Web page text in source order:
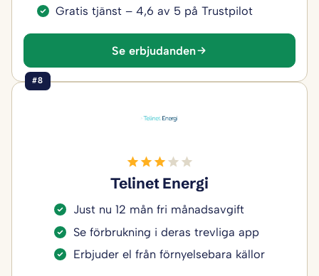
Gratis tjänst – 4,6 av 5 på Trustpilot
Se erbjudanden
#8
Telinet Energi
Just nu 12 mån fri månadsavgift
Se förbrukning i deras trevliga app
Erbjuder el från förnyelsebara källor